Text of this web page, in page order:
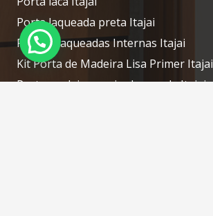
Porta laqueada preta Itajai
Portas Laqueadas Internas Itajai
Kit Porta de Madeira Lisa Primer Itajai
Porta madeira maciça laqueada Itajai